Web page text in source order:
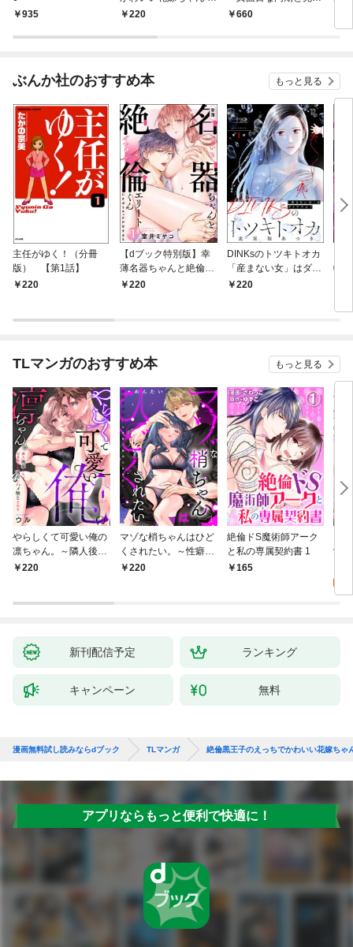
935
捨てられた灰かぶり令
される（分冊版）
220
エッチします～【合冊
660
で
ぶんか社のおすすめ本 もっと見る
主任がゆく！（分冊
版） 【第1話】
220
【dブック特別版】幸
薄名器ちゃんと絶倫エ
リートくん むさぼりエ
220
DINKsのトツキトオカ
「産まない女」はダメ
ですか？（分冊版）
220
物
話】
TLマンガのおすすめ本 もっと見る
やらしくて可愛い俺の
凛ちゃん。～隣人後輩
くんのイキすぎた執着
220
マゾな梢ちゃんはひど
くされたい。～性癖マ
ッチした後輩と欲望の
220
絶倫ドS魔術師アーク
と私の専属契約書 1
165
愛
新刊配信予定 ランキング
キャンペーン 無料
漫画無料試し読みならdブック TLマンガ 絶倫黒王子のえっちでかわいい花嫁ち
アプリならもっと便利で快適に！